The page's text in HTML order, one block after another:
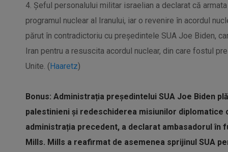
4. Șeful personalului militar israelian a declarat că
programul nuclear al Iranului, iar o revenire în acordul
părut în contradictoriu cu președintele SUA Joe Biden,
Iran pentru a resuscita acordul nuclear, din care fostul
Unite. (Haaretz)
Bonus: Administrația președintelui SUA Joe Biden
palestinieni și redeschiderea misiunilor
administrația precedent, a declarat ambasadorul în
Mills. Mills a reafirmat de asemenea sprijinul SUA